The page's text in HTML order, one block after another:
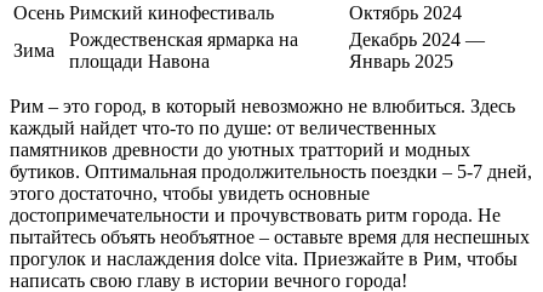
Осень Римский кинофестиваль
Октябрь 2024
Зима
Рождественская ярмарка на
площади Навона
Декабрь 2024 —
Январь 2025
Рим – это город, в который невозможно не влюбиться. Здесь
каждый найдет что-то по душе: от величественных
памятников древности до уютных тратторий и модных
бутиков. Оптимальная продолжительность поездки – 5-7 дней,
этого достаточно, чтобы увидеть основные
достопримечательности и прочувствовать ритм города. Не
пытайтесь объять необъятное – оставьте время для неспешных
прогулок и наслаждения dolce vita. Приезжайте в Рим, чтобы
написать свою главу в истории вечного города!